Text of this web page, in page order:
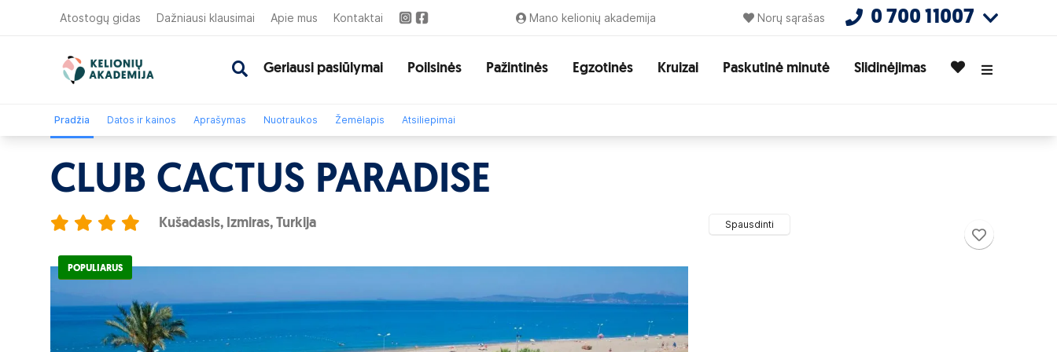
Atostogų gidas Dažniausi klausimai Apie mus Kontaktai Mano kelionių akademija Norų sąrašas 0 700 11007
Geriausi pasiūlymai Poilsinės Pažintinės Egzotinės Kruizai Paskutinė minutė Slidinėjimas
Pradžia Datos ir kainos Aprašymas Nuotraukos Žemėlapis Atsiliepimai
CLUB CACTUS PARADISE
Spausdinti
Kušadasis, Izmiras, Turkija
POPULIARUS